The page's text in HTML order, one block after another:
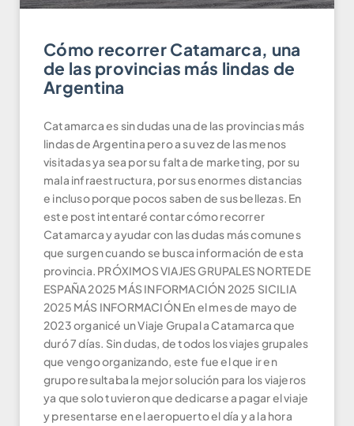
Cómo recorrer Catamarca, una
de las provincias más lindas de
Argentina
Catamarca es sin dudas una de las provincias más
lindas de Argentina pero a su vez de las menos
visitadas ya sea por su falta de marketing, por su
mala infraestructura, por sus enormes distancias
e incluso porque pocos saben de sus bellezas. En
este post intentaré contar cómo recorrer
Catamarca y ayudar con las dudas más comunes
que surgen cuando se busca información de esta
provincia. PRÓXIMOS VIAJES GRUPALES NORTE DE
ESPAÑA 2025 MÁS INFORMACIÓN 2025 SICILIA
2025 MÁS INFORMACIÓN En el mes de mayo de
2023 organicé un Viaje Grupal a Catamarca que
duró 7 días. Sin dudas, de todos los viajes grupales
que vengo organizando, este fue el que ir en
grupo resultaba la mejor solución para los viajeros
ya que solo tuvieron que dedicarse a pagar el viaje
y presentarse en el aeropuerto el día y a la hora